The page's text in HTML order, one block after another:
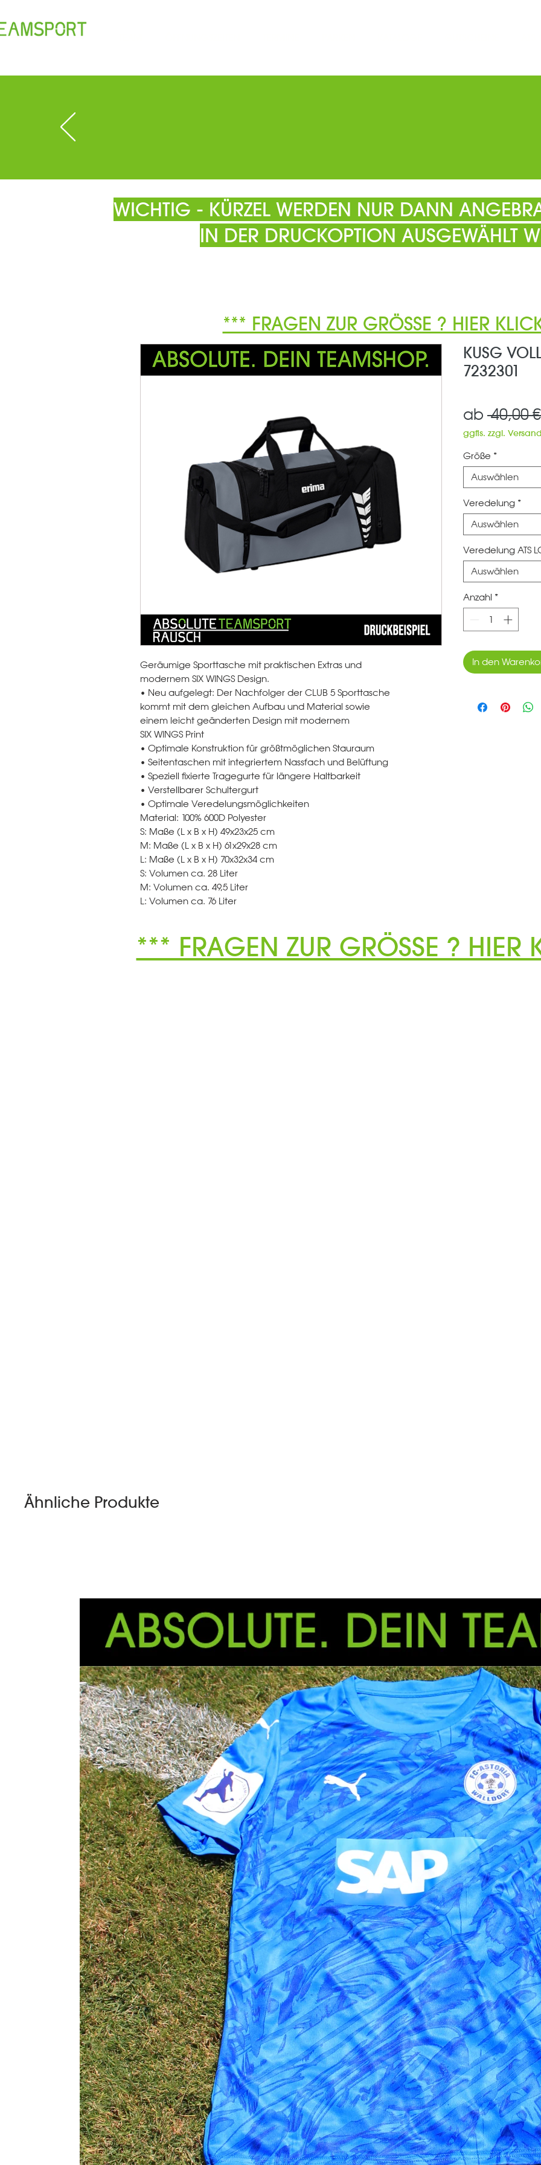
WICHTIG - KÜRZEL WERDEN NUR DANN
IN DER DRUCKOPTION AUSGEWÄHLT
Geräumige Sporttasche mit praktischen Extras und
modernem SIX WINGS Design.
• Neu aufgelegt: Der Nachfolger der CLUB 5 Sporttasche
kommt mit dem gleichen Aufbau und Material sowie
einem leicht geänderten Design mit modernem
SIX WINGS Print
• Optimale Konstruktion für größtmöglichen Stauraum
• Seitentaschen mit integriertem Nassfach und Belüftung
• Speziell fixierte Tragegurte für längere Haltbarkeit
• Verstellbarer Schultergurt
• Optimale Veredelungsmöglichkeiten
Material: 100% 600D Polyester
S: Maße (L x B x H) 49x23x25 cm
M: Maße (L x B x H) 61x29x28 cm
L: Maße (L x B x H) 70x32x34 cm
S: Volumen ca. 28 Liter
M: Volumen ca. 49,5 Liter
L: Volumen ca. 76 Liter
KUSG
7232301
ab 40,00
ggfls. zzgl. Versand
Größe *
Auswählen
Veredelung *
Auswählen
Veredelung ATS
Auswählen
Anzahl *
In den
*** FRAGEN ZUR GRÖSSE ? HIER
Ähnliche Produkte
*** FRAGEN ZUR GRÖSSE ? HIER